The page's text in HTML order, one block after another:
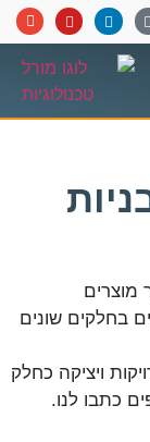
מוצרים
בחלקים שונים
ויציקה כחלק
כתבו לנו.